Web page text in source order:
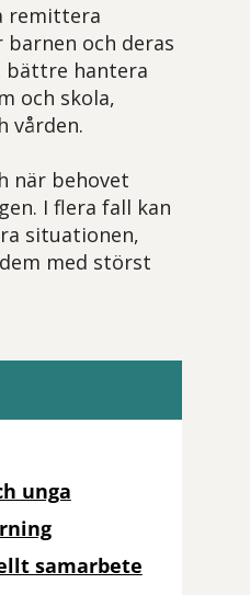
remittera
och deras
bättre hantera
och skola,
vården.
när behovet
I flera fall kan
situationen,
med störst
unga
samarbete